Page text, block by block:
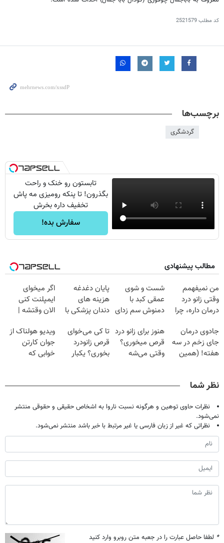
کد مطلب2521579
برچسب‌ها
گردشگری
تابستون رو خنک و راحت
بگذرون! تا پنکه رومیزی مه پاش
تخفیف داره بخرش
سفارش بده!
مطالب پیشنهادی
من نمیفهمم
وقتی زانو درد
درمان داره، چرا
تحمل میکنی؟❗
شست و شوی
عمقی کبد با
دمنوش سم زدای
پایان دغدغه
هزینه های
دندان پزشکی با
خانگی
اگر میخوای
ایمپلنت کنی
الان وقتشه |
میلیون تومان!!!
جادوی درمان
جای زخم در سه
هفته! (همین
هنوز برای زانو درد
قرص میخوری؟
وقتی می‌شه
تا کی می‌خوای
قرص زانودرد
بخوری؟ یکبار
ویدیو هولناک از
جوان کارتن
خوابی که
نظر شما
نظرات حاوی توهین و هرگونه نسبت ناروا به اشخاص حقیقی و حقوقی منتشر
نمی‌شود.
نظراتی که غیر از زبان فارسی یا غیر مرتبط با خبر باشد منتشر نمی‌شود.
* لطفا حاصل عبارت را در جعبه متن روبرو وارد کنید